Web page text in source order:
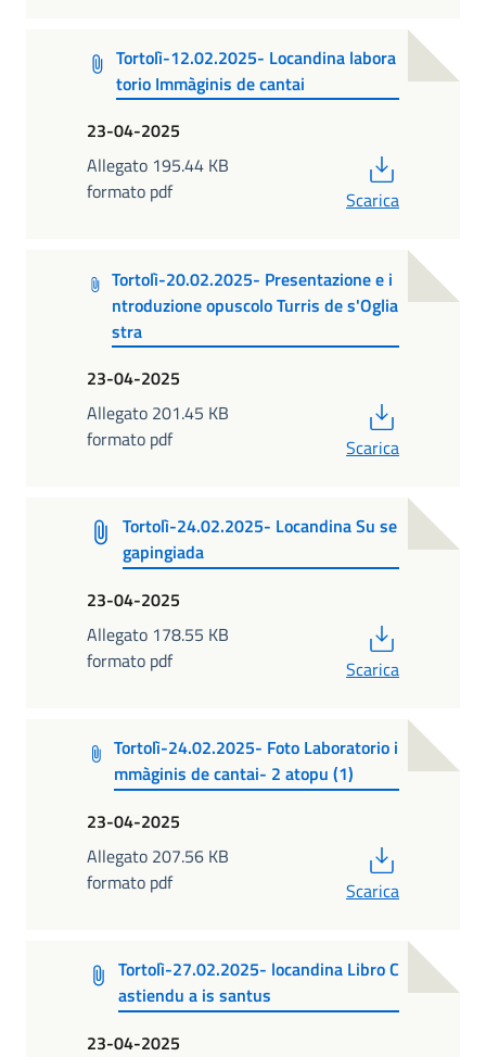
Tortolì-12.02.2025- Locandina labora
torio Immàginis de cantai
23-04-2025
Allegato 195.44 KB
formato pdf
Scarica
Tortolì-20.02.2025- Presentazione e i
ntroduzione opuscolo Turris de s'Oglia
stra
23-04-2025
Allegato 201.45 KB
formato pdf
Scarica
Tortolì-24.02.2025- Locandina Su se
gapingiada
23-04-2025
Allegato 178.55 KB
formato pdf
Scarica
Tortolì-24.02.2025- Foto Laboratorio i
mmàginis de cantai- 2 atopu (1)
23-04-2025
Allegato 207.56 KB
formato pdf
Scarica
Tortolì-27.02.2025- locandina Libro C
astiendu a is santus
23-04-2025